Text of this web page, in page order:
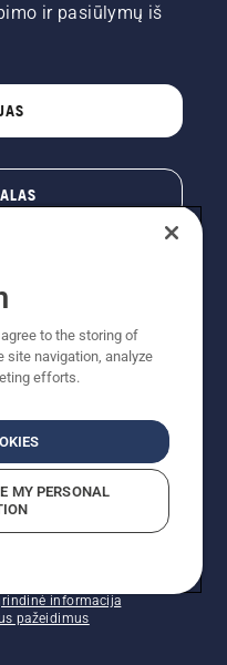
ir pasiūlymų iš
priklauso autoriui.
kaina (RMK),
už kurią gamintojas
prekę. UAB
neparduoda,
informacija
pažeidimus
to the storing of
site navigation, analyze
efforts.
MY PERSONAL